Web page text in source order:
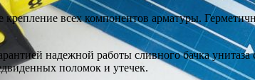
всех компонентов арматуры.
надежной работы сливного бачка
поломок и утечек.